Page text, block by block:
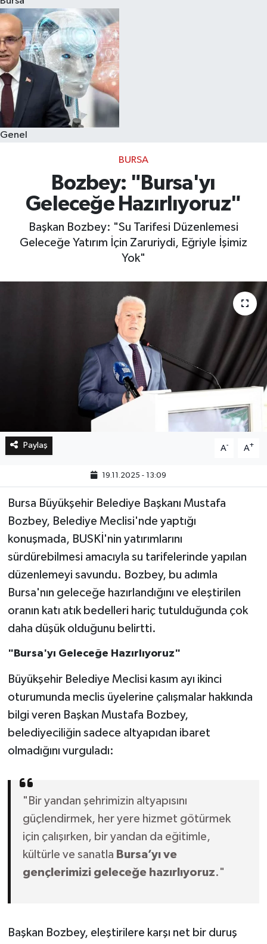
Genel
BURSA
Bozbey: "Bursa'yı
Geleceğe Hazırlıyoruz"
Başkan Bozbey: "Su Tarifesi Düzenlemesi
Geleceğe Yatırım İçin Zaruriydi, Eğriyle İşimiz
Yok"
Paylaş A- A+
19.11.2025 - 13:09
Bursa Büyükşehir Belediye Başkanı Mustafa
Bozbey, Belediye Meclisi'nde yaptığı
konuşmada, BUSKİ'nin yatırımlarını
sürdürebilmesi amacıyla su tarifelerinde yapılan
düzenlemeyi savundu. Bozbey, bu adımla
Bursa'nın geleceğe hazırlandığını ve eleştirilen
oranın katı atık bedelleri hariç tutulduğunda çok
daha düşük olduğunu belirtti.
"Bursa'yı Geleceğe Hazırlıyoruz"
Büyükşehir Belediye Meclisi kasım ayı ikinci
oturumunda meclis üyelerine çalışmalar hakkında
bilgi veren Başkan Mustafa Bozbey,
belediyeciliğin sadece altyapıdan ibaret
olmadığını vurguladı:
"Bir yandan şehrimizin altyapısını
güçlendirmek, her yere hizmet götürmek
için çalışırken, bir yandan da eğitimle,
kültürle ve sanatla Bursa’yı ve
gençlerimizi geleceğe hazırlıyoruz."
Başkan Bozbey, eleştirilere karşı net bir duruş
Eğitim
Sağlık
Dünya
Magazin
Kültür & Sanat
Teknoloji
Bilim